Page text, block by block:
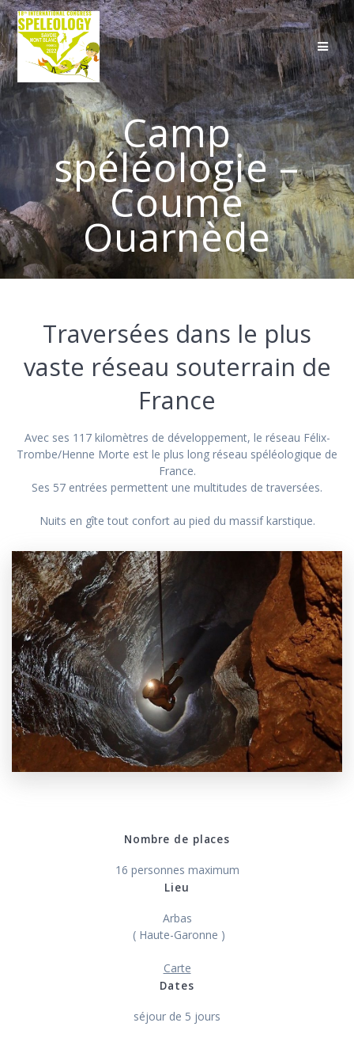
Skip
to
content
Camp
spéléologie –
Coume
Ouarnède
Traversées dans le plus
vaste réseau souterrain de
France
Avec ses 117 kilomètres de développement, le réseau Félix-
Trombe/Henne Morte est le plus long réseau spéléologique de
France.
Ses 57 entrées permettent une multitudes de traversées.
Nuits en gîte tout confort au pied du massif karstique.
Nombre de places
16 personnes maximum
Lieu
Arbas
( Haute-Garonne )
Carte
Dates
séjour de 5 jours